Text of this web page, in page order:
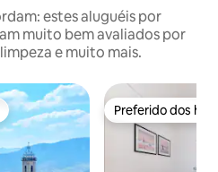
estes aluguéis por
muito bem avaliados por
e muito mais.
dos hóspedes Preferido dos
Preferido dos